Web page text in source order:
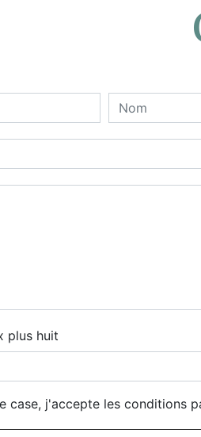
plus huit
case, j'accepte les conditions